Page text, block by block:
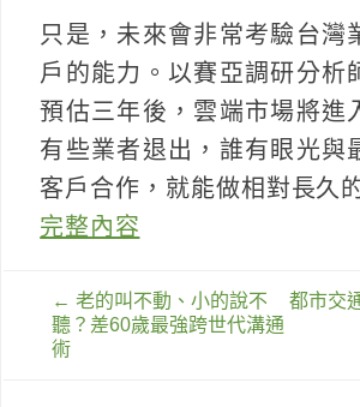
只是，未來會非常考驗台灣
戶的能力。以賽亞調研分析
預估三年後，雲端市場將進
有些業者退出，誰有眼光與
客戶合作，就能做相對長久
完整內容
文
章
導
← 老的叫不動、小的說不
聽？差60歲最強跨世代溝通
術
都市交